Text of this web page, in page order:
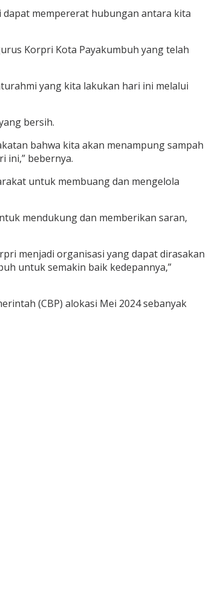
dapat mempererat hubungan antara kita
Korpri Kota Payakumbuh yang telah
yang kita lakukan hari ini melalui
bersih.
bahwa kita akan menampung sampah
ini,” bebernya.
untuk membuang dan mengelola
mendukung dan memberikan saran,
menjadi organisasi yang dapat dirasakan
untuk semakin baik kedepannya,”
(CBP) alokasi Mei 2024 sebanyak